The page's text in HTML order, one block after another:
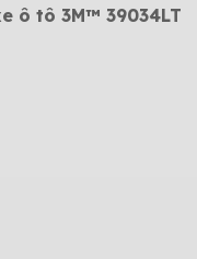
ô tô 3M™ 39034LT